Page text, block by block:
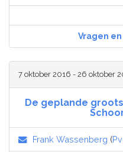
Vragen
7 oktober 2016 - 26 oktober
De geplande
Frank Wassenberg (